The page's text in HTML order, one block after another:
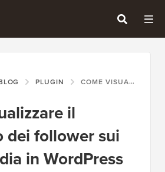
PLUGIN COME VISUALIZZARE IL CONTEGGIO DEI FOLLOWER SUI SOCIAL MEDIA IN WORDPRESS
il
dei follower sui
in WordPress